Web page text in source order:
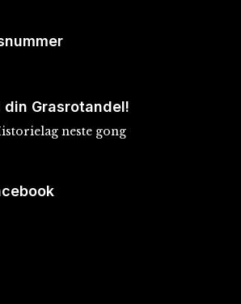
Grasrotandel!
neste gong